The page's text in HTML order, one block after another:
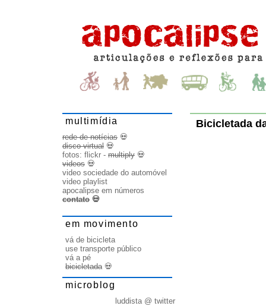
Bicicletada
multimídia
rede de notícias 💀
disco virtual 💀
fotos: flickr - multiply 💀
videos 💀
video sociedade do automóvel
video playlist
apocalipse em números
contato 💀
em movimento
vá de bicicleta
use transporte público
vá a pé
bicicletada💀
microblog
luddista @ twitter